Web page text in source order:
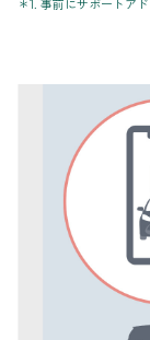
＊1. 事前にサポートア